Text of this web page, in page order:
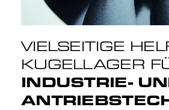
VIELSEITIGE
KUGELLAGER
INDUSTRIE-